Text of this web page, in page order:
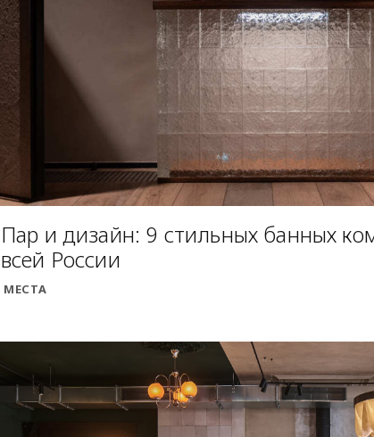
Пар и дизайн: 9 стильных банных
всей России
МЕСТА